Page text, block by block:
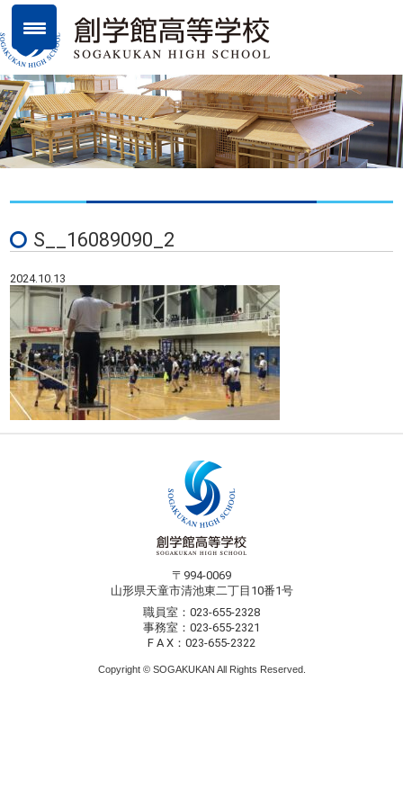
S__16089090_2
2024.10.13
〒994-0069
山形県天童市清池東二丁目10番1号
職員室：023-655-2328
事務室：023-655-2321
F A X：023-655-2322
Copyright © SOGAKUKAN All Rights Reserved.